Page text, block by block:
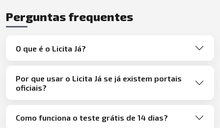
Perguntas frequentes
O que é o Licita Já?
Por que usar o Licita Já se já existem portais
oficiais?
Como funciona o teste grátis de 14 dias?